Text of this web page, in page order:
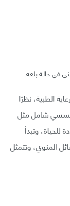
في حالة بلعه.
الطبية، نظرًا
شامل مثل
وتبدأ
المنوي، وتتمثل